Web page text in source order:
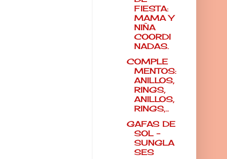
FIESTA:
MAMA Y
NIÑA
COORDI
NADAS.
COMPLE
MENTOS:
ANILLOS,
RINGS,
ANILLOS,
RINGS,..
GAFAS DE
SOL -
SUNGLA
SES